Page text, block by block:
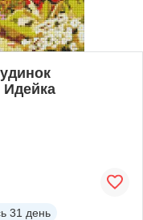
Идейка
31 день